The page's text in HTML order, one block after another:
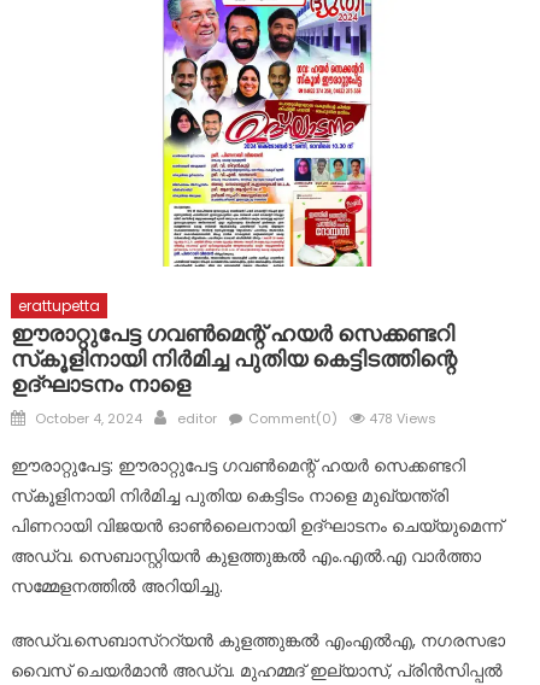
ദുരന്ത ബാധിതർക്ക് ഭക്ഷ്യ കിറ്റുകൾ വിതരണം ചെയ്തു
കോട്ടയം ജില്ലയിലെ വിദ്യാഭ്യാസ സ്ഥാപനങ്ങൾക്ക് നാളെ
പ്രളയത്തിൽ നാശനഷ്ടങ്ങൾ നേരിട്ട വ്യാപാരികൾക്ക്
സാമ്പത്തിക സഹായ പാക്കേജ് സർക്കാർ തയ്യാറാക്കണം:
സി.പി. അബ്ദുലത്തീഫ്
erattupetta
ഈരാറ്റുപേട്ട ഗവൺമെന്റ് ഹയർ സെക്കണ്ടറി
സ്‌കൂളിനായി നിർമിച്ച പുതിയ കെട്ടിടത്തിന്റെ
ഉദ്ഘാടനം നാളെ
Posted
October 4, 2024 Author
editor Comment(0) 478 Views
ഈരാറ്റുപേട്ട: ഈരാറ്റുപേട്ട ഗവൺമെന്റ് ഹയർ സെക്കണ്ടറി
സ്‌കൂളിനായി നിർമിച്ച പുതിയ കെട്ടിടം നാളെ മുഖ്യന്ത്രി
പിണറായി വിജയൻ ഓൺലൈനായി ഉദ്ഘാടനം ചെയ്യുമെന്ന്
അഡ്വ. സെബാസ്റ്റിയൻ കുളത്തുങ്കൽ എം.എൽ.എ വാർത്താ
സമ്മേളനത്തിൽ അറിയിച്ചു.
അഡ്വ.സെബാസ്ററ്യൻ കുളത്തുങ്കൽ എംഎൽഎ, നഗരസഭാ
വൈസ് ചെയർമാൻ അഡ്വ. മുഹമ്മദ് ഇല്യാസ്, പ്രിൻസിപ്പൽ